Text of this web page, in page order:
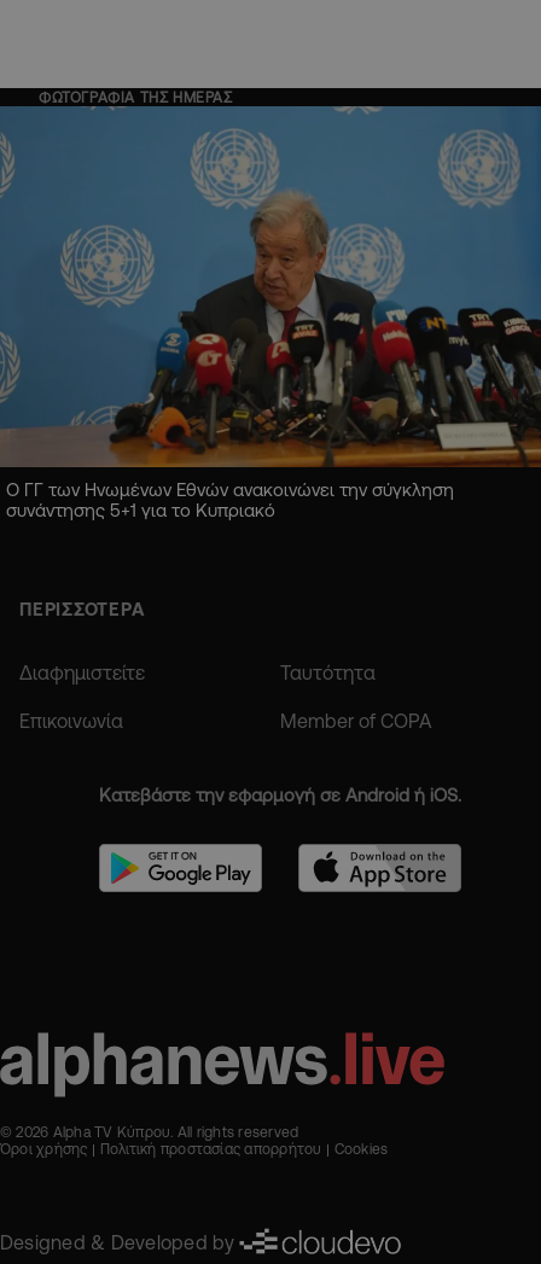
ΦΩΤΟΓΡΑΦΙΑ ΤΗΣ ΗΜΕΡΑΣ
Ο ΓΓ των Ηνωμένων Εθνών ανακοινώνει την σύγκληση
συνάντησης 5+1 για το Κυπριακό
ΠΕΡΙΣΣΟΤΕΡΑ
Διαφημιστείτε Ταυτότητα
Επικοινωνία Member of COPA
Κατεβάστε την εφαρμογή σε Android ή iOS.
© 2026 Alpha TV Κύπρου. All rights reserved
Όροι χρήσης
Πολιτική προστασίας απορρήτου Cookies
Designed & Developed by